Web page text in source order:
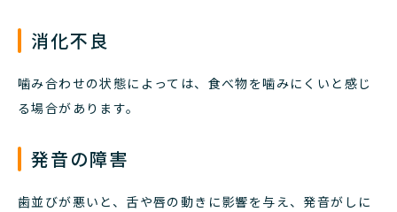
消化不良
噛み合わせの状態によっては、食べ物を噛みにくいと感じ
る場合があります。
発音の障害
歯並びが悪いと、舌や唇の動きに影響を与え、発音がしに